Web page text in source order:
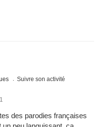
Suivre son activité
des parodies françaises